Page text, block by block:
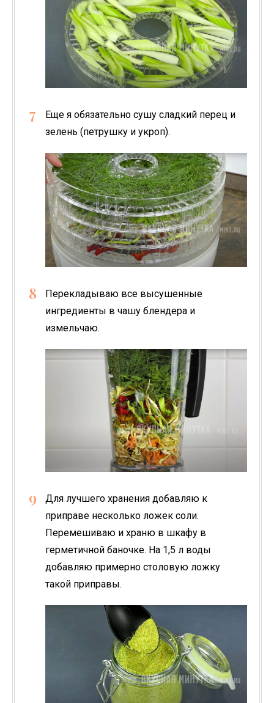
Еще я обязательно сушу сладкий перец и
зелень (петрушку и укроп).
Перекладываю все высушенные
ингредиенты в чашу блендера и
измельчаю.
Для лучшего хранения добавляю к
приправе несколько ложек соли.
Перемешиваю и храню в шкафу в
герметичной баночке. На 1,5 л воды
добавляю примерно столовую ложку
такой приправы.